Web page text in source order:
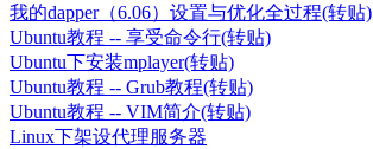
我的dapper（6.06）设置与优化全过程(转贴)
Ubuntu教程 -- 享受命令行(转贴)
Ubuntu下安装mplayer(转贴)
Ubuntu教程 -- Grub教程(转贴)
Ubuntu教程 -- VIM简介(转贴)
Linux下架设代理服务器